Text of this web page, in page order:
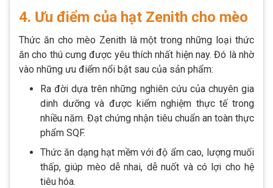
4. Ưu điểm của hạt Zenith cho mèo
Thức ăn cho mèo Zenith là một trong những loại thức
ăn cho thú cưng được yêu thích nhất hiện nay. Đó là nhờ
vào những ưu điểm nổi bật sau của sản phẩm:
Ra đời dựa trên những nghiên cứu của chuyên gia
dinh dưỡng và được kiểm nghiệm thực tế trong
nhiều năm. Đạt chứng nhận tiêu chuẩn an toàn thực
phẩm SQF.
Thức ăn dạng hạt mềm với độ ẩm cao, lượng muối
thấp, giúp mèo dễ nhai, dễ nuốt và có lợi cho hệ
tiêu hóa.